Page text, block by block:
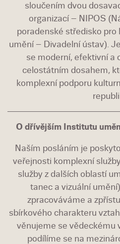
sloučením dvou
organizací – NIPOS
poradenské středisko
umění – Divadelní ústav).
se moderní, efektivní a
celostátním dosahem,
komplexní podporu
O dřívějším Institutu
Naším posláním je
veřejnosti komplexní
služby z dalších oblastí
tanec a vizuální
zpracováváme a
sbírkového charakteru
věnujeme se vědeckému
podílíme se na